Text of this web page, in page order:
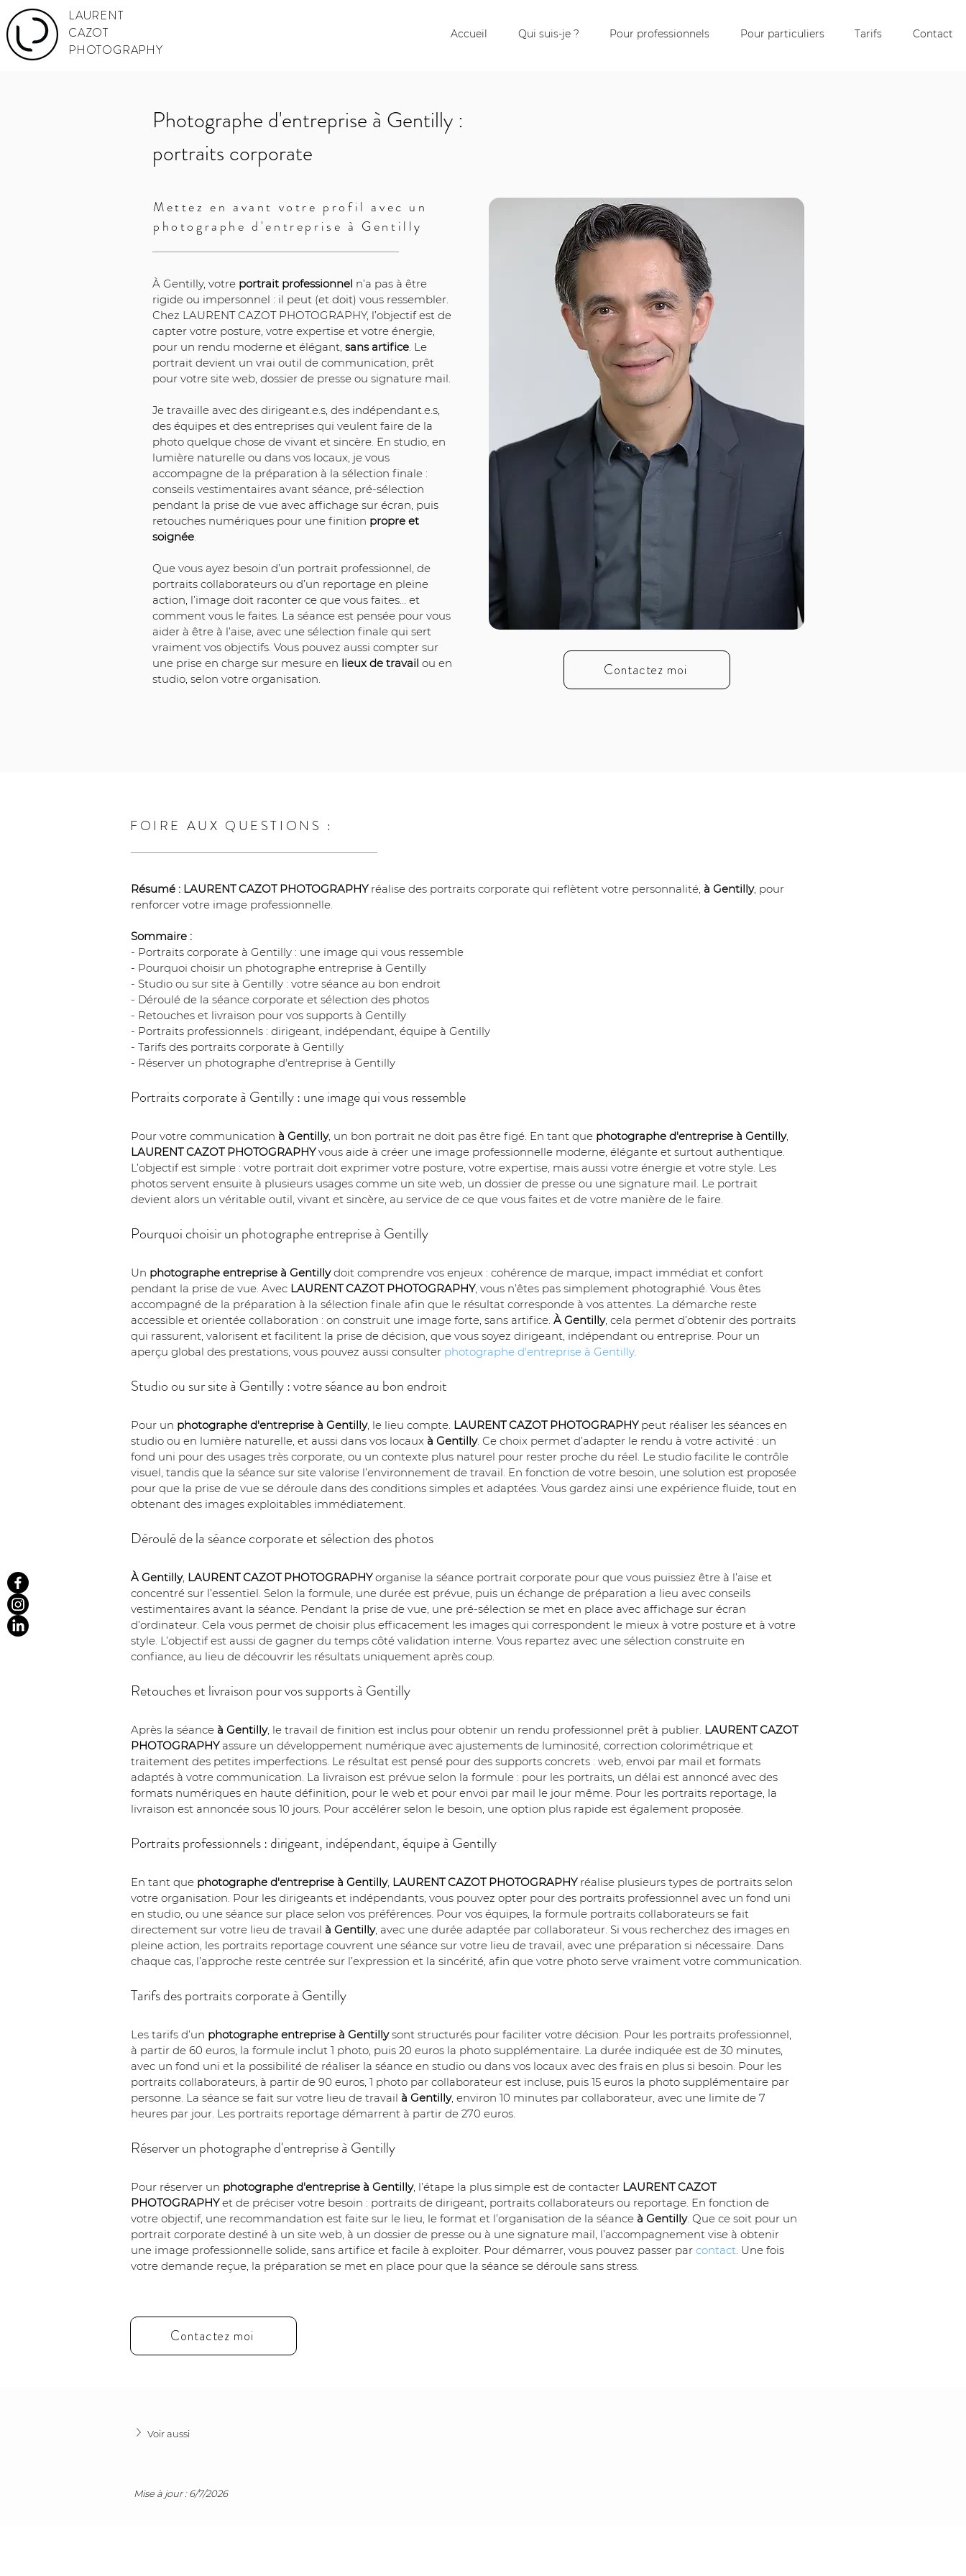
LAURENT
CAZOT
PHOTOGRAPHY
Accueil Qui suis-je ? Pour professionnels Pour particuliers Tarifs Contact
Photographe d'entreprise à Gentilly :
portraits corporate
Mettez en avant votre profil avec un
photographe d'entreprise à Gentilly
À Gentilly, votre portrait professionnel n’a pas à être
rigide ou impersonnel : il peut (et doit) vous ressembler.
Chez LAURENT CAZOT PHOTOGRAPHY, l’objectif est de
capter votre posture, votre expertise et votre énergie,
pour un rendu moderne et élégant, sans artifice. Le
portrait devient un vrai outil de communication, prêt
pour votre site web, dossier de presse ou signature mail.
Je travaille avec des dirigeant.e.s, des indépendant.e.s,
des équipes et des entreprises qui veulent faire de la
photo quelque chose de vivant et sincère. En studio, en
lumière naturelle ou dans vos locaux, je vous
accompagne de la préparation à la sélection finale :
conseils vestimentaires avant séance, pré-sélection
pendant la prise de vue avec affichage sur écran, puis
retouches numériques pour une finition propre et
soignée.
Que vous ayez besoin d’un portrait professionnel, de
portraits collaborateurs ou d’un reportage en pleine
action, l’image doit raconter ce que vous faites… et
comment vous le faites. La séance est pensée pour vous
aider à être à l’aise, avec une sélection finale qui sert
vraiment vos objectifs. Vous pouvez aussi compter sur
une prise en charge sur mesure en lieux de travail ou en
studio, selon votre organisation.
Contactez moi
FOIRE AUX QUESTIONS :
Résumé : LAURENT CAZOT PHOTOGRAPHY réalise des portraits corporate qui reflètent votre personnalité, à Gentilly, pour
renforcer votre image professionnelle.
Sommaire :
- Portraits corporate à Gentilly : une image qui vous ressemble
- Pourquoi choisir un photographe entreprise à Gentilly
- Studio ou sur site à Gentilly : votre séance au bon endroit
- Déroulé de la séance corporate et sélection des photos
- Retouches et livraison pour vos supports à Gentilly
- Portraits professionnels : dirigeant, indépendant, équipe à Gentilly
- Tarifs des portraits corporate à Gentilly
- Réserver un photographe d'entreprise à Gentilly
Portraits corporate à Gentilly : une image qui vous ressemble
Pour votre communication à Gentilly, un bon portrait ne doit pas être figé. En tant que photographe d'entreprise à Gentilly,
LAURENT CAZOT PHOTOGRAPHY vous aide à créer une image professionnelle moderne, élégante et surtout authentique.
L’objectif est simple : votre portrait doit exprimer votre posture, votre expertise, mais aussi votre énergie et votre style. Les
photos servent ensuite à plusieurs usages comme un site web, un dossier de presse ou une signature mail. Le portrait
devient alors un véritable outil, vivant et sincère, au service de ce que vous faites et de votre manière de le faire.
Pourquoi choisir un photographe entreprise à Gentilly
Un photographe entreprise à Gentilly doit comprendre vos enjeux : cohérence de marque, impact immédiat et confort
pendant la prise de vue. Avec LAURENT CAZOT PHOTOGRAPHY, vous n’êtes pas simplement photographié. Vous êtes
accompagné de la préparation à la sélection finale afin que le résultat corresponde à vos attentes. La démarche reste
accessible et orientée collaboration : on construit une image forte, sans artifice. À Gentilly, cela permet d’obtenir des portraits
qui rassurent, valorisent et facilitent la prise de décision, que vous soyez dirigeant, indépendant ou entreprise. Pour un
aperçu global des prestations, vous pouvez aussi consulter photographe d'entreprise à Gentilly.
Studio ou sur site à Gentilly : votre séance au bon endroit
Pour un photographe d'entreprise à Gentilly, le lieu compte. LAURENT CAZOT PHOTOGRAPHY peut réaliser les séances en
studio ou en lumière naturelle, et aussi dans vos locaux à Gentilly. Ce choix permet d’adapter le rendu à votre activité : un
fond uni pour des usages très corporate, ou un contexte plus naturel pour rester proche du réel. Le studio facilite le contrôle
visuel, tandis que la séance sur site valorise l’environnement de travail. En fonction de votre besoin, une solution est proposée
pour que la prise de vue se déroule dans des conditions simples et adaptées. Vous gardez ainsi une expérience fluide, tout en
obtenant des images exploitables immédiatement.
Déroulé de la séance corporate et sélection des photos
À Gentilly, LAURENT CAZOT PHOTOGRAPHY organise la séance portrait corporate pour que vous puissiez être à l’aise et
concentré sur l’essentiel. Selon la formule, une durée est prévue, puis un échange de préparation a lieu avec conseils
vestimentaires avant la séance. Pendant la prise de vue, une pré-sélection se met en place avec affichage sur écran
d’ordinateur. Cela vous permet de choisir plus efficacement les images qui correspondent le mieux à votre posture et à votre
style. L’objectif est aussi de gagner du temps côté validation interne. Vous repartez avec une sélection construite en
confiance, au lieu de découvrir les résultats uniquement après coup.
Retouches et livraison pour vos supports à Gentilly
Après la séance à Gentilly, le travail de finition est inclus pour obtenir un rendu professionnel prêt à publier. LAURENT CAZOT
PHOTOGRAPHY assure un développement numérique avec ajustements de luminosité, correction colorimétrique et
traitement des petites imperfections. Le résultat est pensé pour des supports concrets : web, envoi par mail et formats
adaptés à votre communication. La livraison est prévue selon la formule : pour les portraits, un délai est annoncé avec des
formats numériques en haute définition, pour le web et pour envoi par mail le jour même. Pour les portraits reportage, la
livraison est annoncée sous 10 jours. Pour accélérer selon le besoin, une option plus rapide est également proposée.
Portraits professionnels : dirigeant, indépendant, équipe à Gentilly
En tant que photographe d'entreprise à Gentilly, LAURENT CAZOT PHOTOGRAPHY réalise plusieurs types de portraits selon
votre organisation. Pour les dirigeants et indépendants, vous pouvez opter pour des portraits professionnel avec un fond uni
en studio, ou une séance sur place selon vos préférences. Pour vos équipes, la formule portraits collaborateurs se fait
directement sur votre lieu de travail à Gentilly, avec une durée adaptée par collaborateur. Si vous recherchez des images en
pleine action, les portraits reportage couvrent une séance sur votre lieu de travail, avec une préparation si nécessaire. Dans
chaque cas, l’approche reste centrée sur l’expression et la sincérité, afin que votre photo serve vraiment votre communication.
Tarifs des portraits corporate à Gentilly
Les tarifs d’un photographe entreprise à Gentilly sont structurés pour faciliter votre décision. Pour les portraits professionnel,
à partir de 60 euros, la formule inclut 1 photo, puis 20 euros la photo supplémentaire. La durée indiquée est de 30 minutes,
avec un fond uni et la possibilité de réaliser la séance en studio ou dans vos locaux avec des frais en plus si besoin. Pour les
portraits collaborateurs, à partir de 90 euros, 1 photo par collaborateur est incluse, puis 15 euros la photo supplémentaire par
personne. La séance se fait sur votre lieu de travail à Gentilly, environ 10 minutes par collaborateur, avec une limite de 7
heures par jour. Les portraits reportage démarrent à partir de 270 euros.
Réserver un photographe d'entreprise à Gentilly
Pour réserver un photographe d'entreprise à Gentilly, l’étape la plus simple est de contacter LAURENT CAZOT
PHOTOGRAPHY et de préciser votre besoin : portraits de dirigeant, portraits collaborateurs ou reportage. En fonction de
votre objectif, une recommandation est faite sur le lieu, le format et l’organisation de la séance à Gentilly. Que ce soit pour un
portrait corporate destiné à un site web, à un dossier de presse ou à une signature mail, l’accompagnement vise à obtenir
une image professionnelle solide, sans artifice et facile à exploiter. Pour démarrer, vous pouvez passer par contact. Une fois
votre demande reçue, la préparation se met en place pour que la séance se déroule sans stress.
Contactez moi
Voir aussi
Mise à jour : 6/7/2026